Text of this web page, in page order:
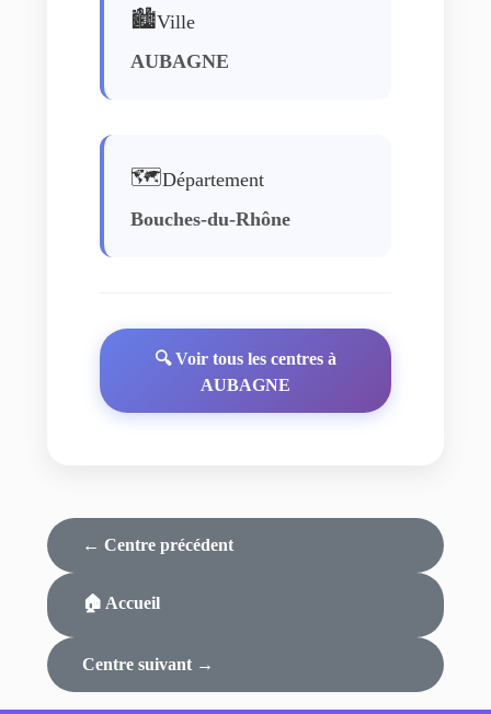
🏙️Ville
AUBAGNE
🗺️Département
Bouches-du-Rhône
🔍 Voir tous les centres à
AUBAGNE
← Centre précédent
🏠 Accueil
Centre suivant →